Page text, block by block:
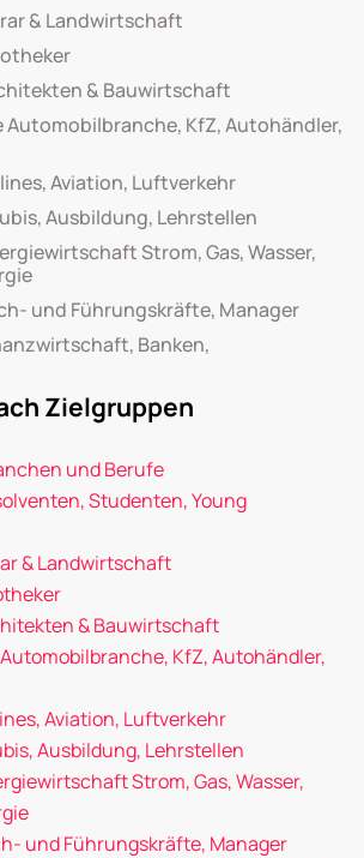
& Landwirtschaft
& Bauwirtschaft
Automobilbranche, KfZ, Autohändler,
Aviation, Luftverkehr
Ausbildung, Lehrstellen
Strom, Gas, Wasser,
und Führungskräfte, Manager
Banken,
Zielgruppen
und Berufe
Studenten, Young
& Landwirtschaft
& Bauwirtschaft
KfZ, Autohändler,
Aviation, Luftverkehr
Ausbildung, Lehrstellen
Strom, Gas, Wasser,
und Führungskräfte, Manager